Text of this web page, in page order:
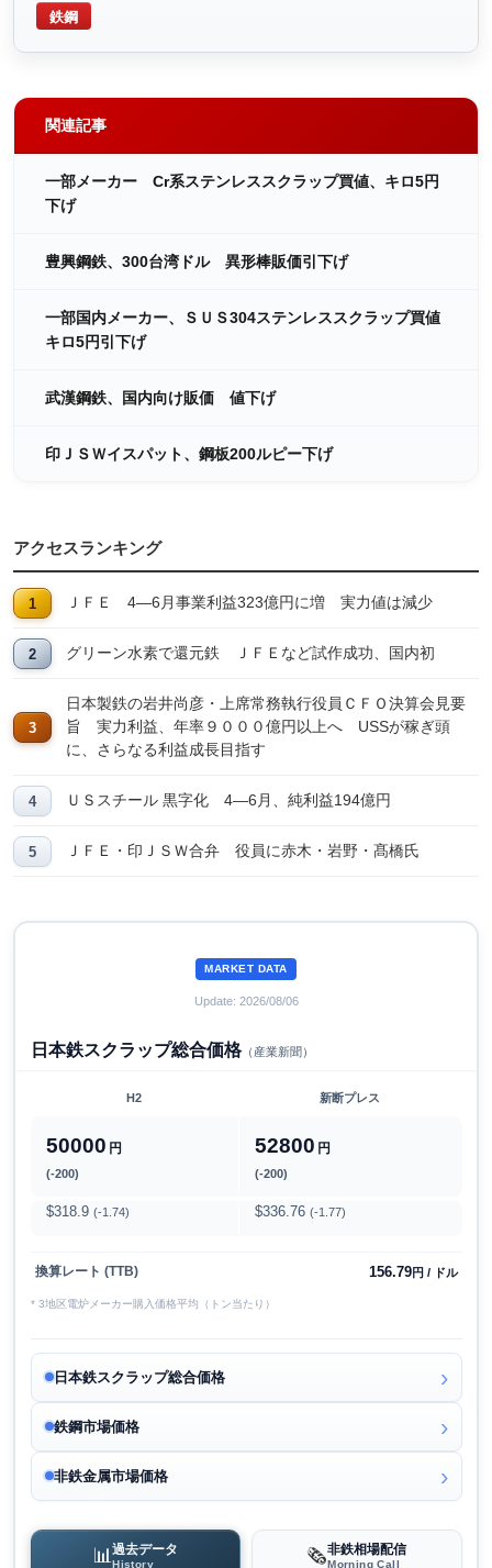
鉄鋼
関連記事
一部メーカー Cr系ステンレススクラップ買値、キロ5円
下げ
豊興鋼鉄、300台湾ドル 異形棒販価引下げ
一部国内メーカー、ＳＵＳ304ステンレススクラップ買値
キロ5円引下げ
武漢鋼鉄、国内向け販価 値下げ
印ＪＳＷイスパット、鋼板200ルピー下げ
アクセスランキング
ＪＦＥ 4―6月事業利益323億円に増 実力値は減少
グリーン水素で還元鉄 ＪＦＥなど試作成功、国内初
日本製鉄の岩井尚彦・上席常務執行役員ＣＦＯ決算会見要
旨 実力利益、年率９０００億円以上へ USSが稼ぎ頭
に、さらなる利益成長目指す
ＵＳスチール 黒字化 4―6月、純利益194億円
ＪＦＥ・印ＪＳＷ合弁 役員に赤木・岩野・髙橋氏
MARKET DATA
Update: 2026/08/06
日本鉄スクラップ総合価格（産業新聞）
H2 新断プレス
50000 円
(-200)
52800 円
(-200)
$318.9 (-1.74) $336.76 (-1.77)
換算レート (TTB) 156.79円 / ドル
* 3地区電炉メーカー購入価格平均（トン当たり）
日本鉄スクラップ総合価格
鉄鋼市場価格
非鉄金属市場価格
📊過去データ
History 🗞️非鉄相場配信
Morning Call